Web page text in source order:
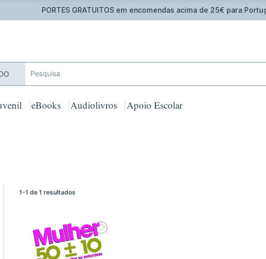
GRATUITOS em encomendas acima de 25€ para Portugal Continental
eBooks Audiolivros Apoio Escolar
1-1 de 1 resultados